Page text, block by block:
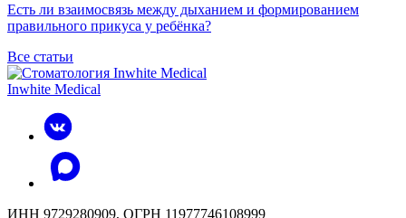
Есть ли взаимосвязь между дыханием и формированием
правильного прикуса у ребёнка?
Все статьи
Inwhite Medical
ИНН 9729280909, ОГРН 11977746108999